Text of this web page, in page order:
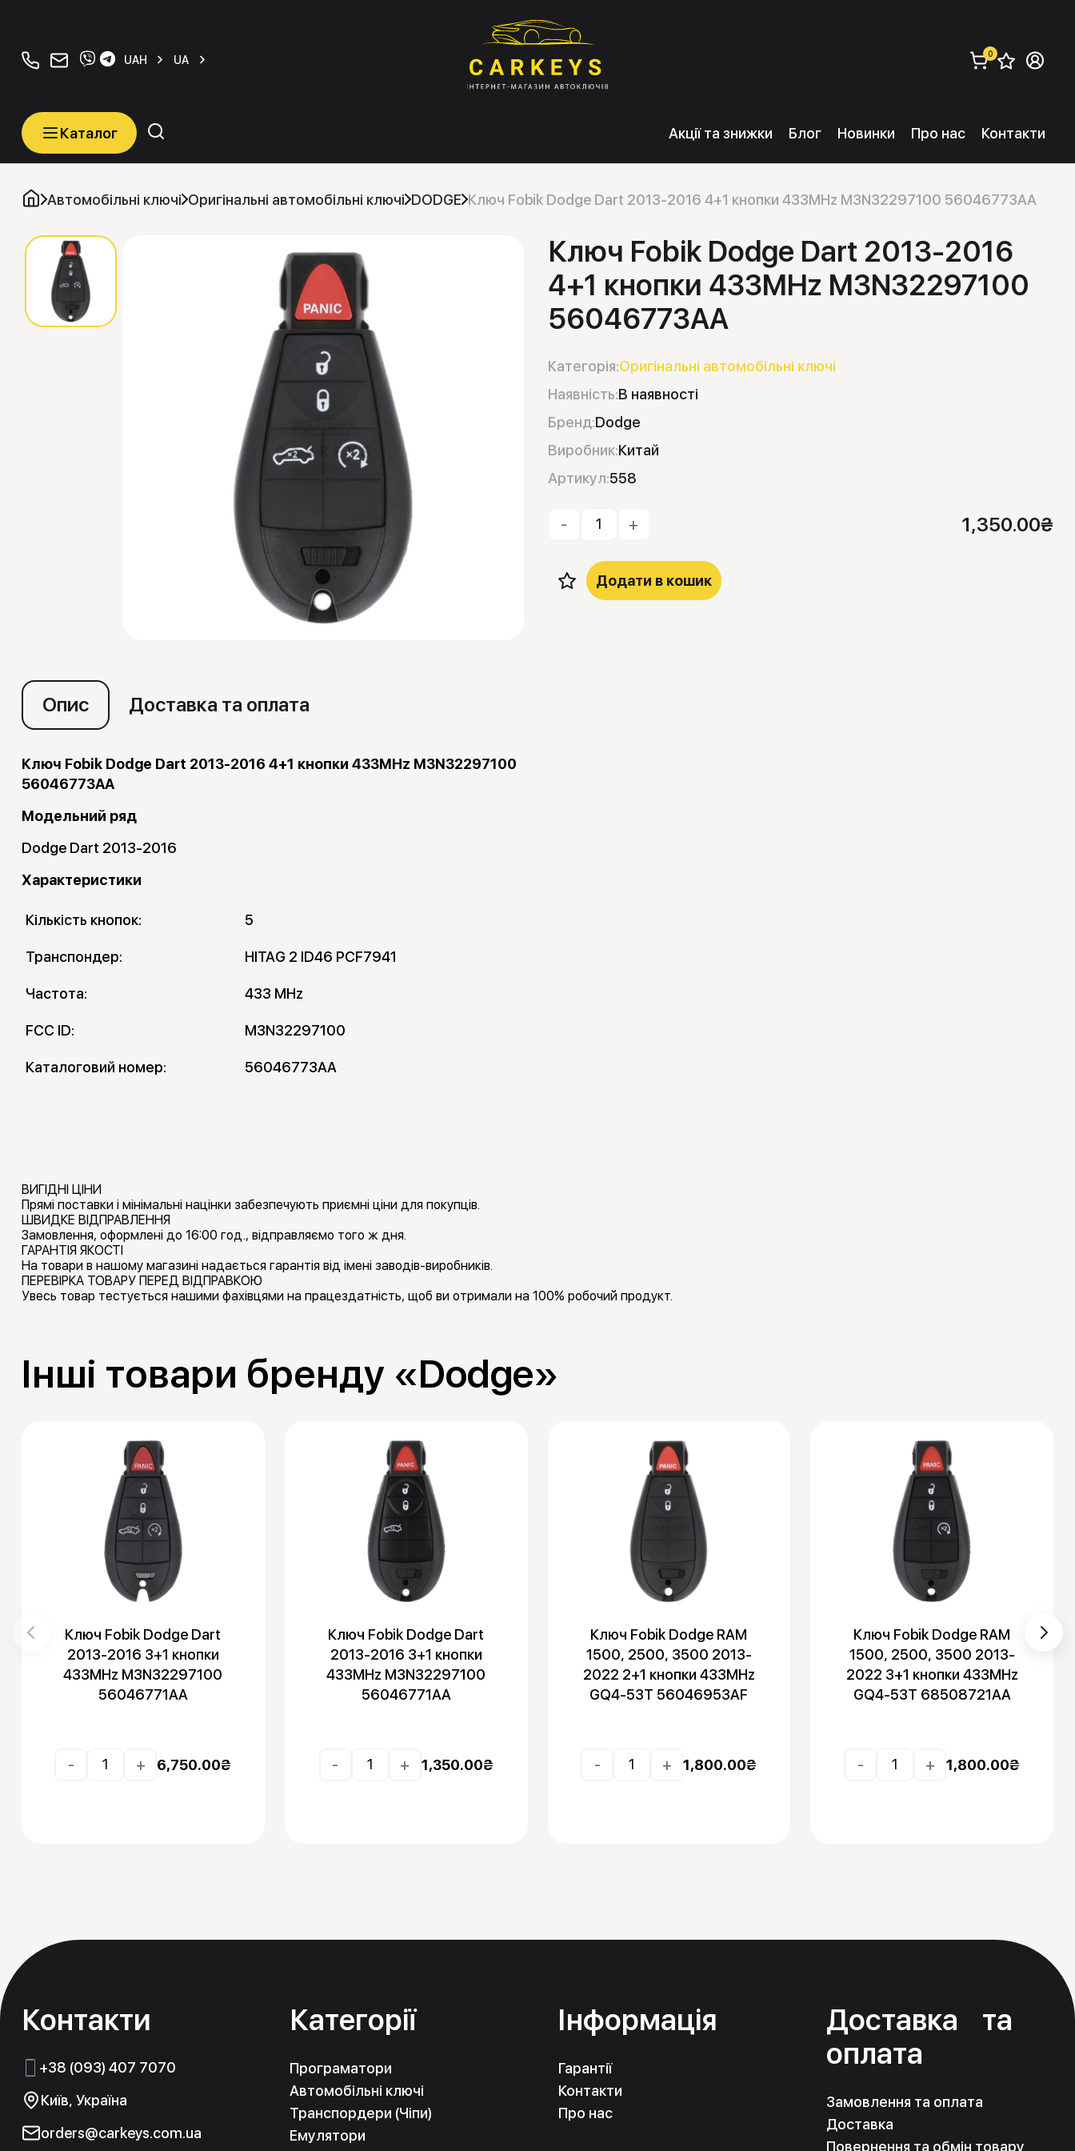
+380934077070
orders@carkeys.com.ua
UAH UA замовити (
0
Каталог
Каталог
Категорії
Автомобільні ключі
Транспордери (Чіпи)
Програматори
Акції та знижки Блог Новинки Про нас Контакти
Автомобільні ключі Оригінальні автомобільні ключі DODGE Ключ Fobik Dodge Dart 2013-2016 4+1 кнопки 433MHz M3N32297100 56046773AA
Ключ Fobik Dodge Dart 2013-2016
4+1 кнопки 433MHz M3N32297100
56046773AA
Категорія:Оригінальні автомобільні ключі
Наявність:В наявності
Бренд:Dodge
Виробник:Китай
Артикул:558
- + 1,350.00₴
Додати в кошик
Опис Доставка та оплата
Ключ Fobik Dodge Dart 2013-2016 4+1 кнопки 433MHz M3N32297100
56046773AA
Модельний ряд
Dodge Dart 2013-2016
Характеристики
Кількість кнопок: 5
Транспондер: HITAG 2 ID46 PCF7941
Частота: 433 MHz
FCC ID: M3N32297100
Каталоговий номер: 56046773AA
ВИГІДНІ ЦІНИ
Прямі поставки і мінімальні націнки забезпечують приємні ціни для покупців.
ШВИДКЕ ВІДПРАВЛЕННЯ
Замовлення, оформлені до 16:00 год., відправляємо того ж дня.
ГАРАНТІЯ ЯКОСТІ
На товари в нашому магазині надається гарантія від імені заводів-виробників.
ПЕРЕВІРКА ТОВАРУ ПЕРЕД ВІДПРАВКОЮ
Увесь товар тестується нашими фахівцями на працездатність, щоб ви отримали на 100% робочий продукт.
Інші товари бренду «Dodge»
Ключ Fobik Dodge Dart
2013-2016 3+1 кнопки
433MHz M3N32297100
56046771AA
- + 6,750.00₴
Ключ Fobik Dodge Dart
2013-2016 3+1 кнопки
433MHz M3N32297100
56046771AA
- + 1,350.00₴
Ключ Fobik Dodge RAM
1500, 2500, 3500 2013-
2022 2+1 кнопки 433MHz
GQ4-53T 56046953AF
- + 1,800.00₴
Ключ Fobik Dodge RAM
1500, 2500, 3500 2013-
2022 3+1 кнопки 433MHz
GQ4-53T 68508721AA
- + 1,800.00₴
Контакти
+38 (093) 407 7070
Київ, Україна
orders@carkeys.com.ua
Категорії
Програматори
Автомобільні ключі
Транспордери (Чіпи)
Емулятори
Інформація
Гарантії
Контакти
Про нас
Доставка та
оплата
Замовлення та оплата
Доставка
Повернення та обмін товару